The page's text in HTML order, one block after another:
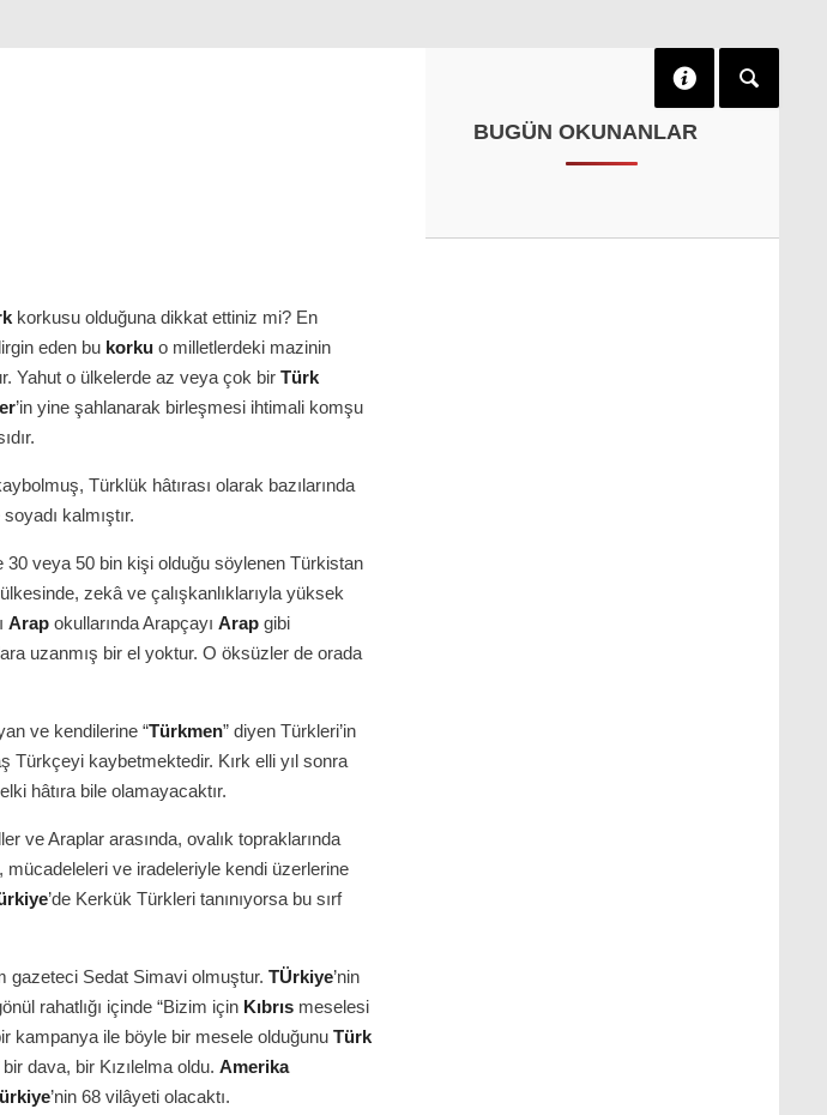
korkusu olduğuna dikkat ettiniz mi? En
eden bu korku o milletlerdeki mazinin
Yahut o ülkelerde az veya çok bir Türk
’in yine şahlanarak birleşmesi ihtimali komşu
Türklük hâtırası olarak bazılarında
kalmıştır.
30 veya 50 bin kişi olduğu söylenen Türkistan
ülkesinde, zekâ ve çalışkanlıklarıyla yüksek
Arap okullarında Arapçayı Arap gibi
uzanmış bir el yoktur. O öksüzler de orada
ve kendilerine “Türkmen” diyen Türkleri’in
Türkçeyi kaybetmektedir. Kırk elli yıl sonra
hâtıra bile olamayacaktır.
ve Araplar arasında, ovalık topraklarında
, mücadeleleri ve iradeleriyle kendi üzerlerine
’de Kerkük Türkleri tanınıyorsa bu sırf
gazeteci Sedat Simavi olmuştur. TÜrkiye’nin
rahatlığı içinde “Bizim için Kıbrıs meselesi
kampanya ile böyle bir mesele olduğunu Türk
dava, bir Kızılelma oldu. Amerika
’nin 68 vilâyeti olacaktı.
BUGÜN OKUNANLAR